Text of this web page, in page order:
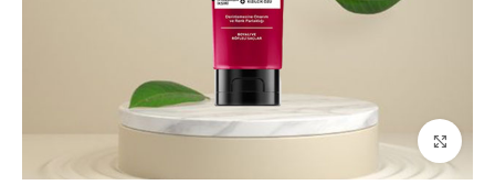
برای بزرگنمایی کلیک کنید